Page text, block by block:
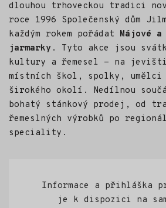
dlouhou trhoveckou tradici
roce 1996 Společenský dům
každým rokem pořádat Májové a
jarmarky . Tyto akce jsou
kultury a řemesel - na
místních škol, spolky, umělci
širokého okolí. Nedílnou
bohatý stánkový prodej, od
řemeslných výrobků po
speciality.
Informace a přihláška
je k dispozici na